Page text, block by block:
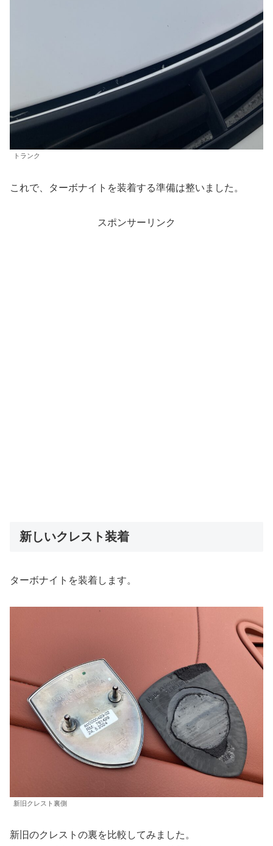
トランク
これで、ターボナイトを装着する準備は整いました。
スポンサーリンク
新しいクレスト装着
ターボナイトを装着します。
新旧クレスト裏側
新旧のクレストの裏を比較してみました。